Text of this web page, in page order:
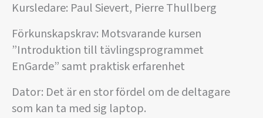
Kursledare: Paul Sievert, Pierre Thullberg
Förkunskapskrav: Motsvarande kursen
”Introduktion till tävlingsprogrammet
EnGarde” samt praktisk erfarenhet
Dator: Det är en stor fördel om de deltagare
som kan ta med sig laptop.